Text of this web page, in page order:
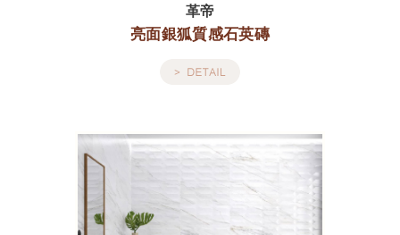
革帝
亮面銀狐質感石英磚